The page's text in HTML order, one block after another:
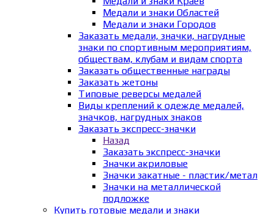
Медали и знаки Областей
Медали и знаки Городов
Заказать медали, значки, нагрудные
знаки по спортивным мероприятиям,
обществам, клубам и видам спорта
Заказать общественные награды
Заказать жетоны
Типовые реверсы медалей
Виды креплений к одежде медалей,
значков, нагрудных знаков
Заказать экспресс-значки
Назад
Заказать экспресс-значки
Значки акриловые
Значки закатные - пластик/метал
Значки на металлической
подложке
Купить готовые медали и знаки